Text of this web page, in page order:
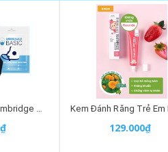
129.000₫